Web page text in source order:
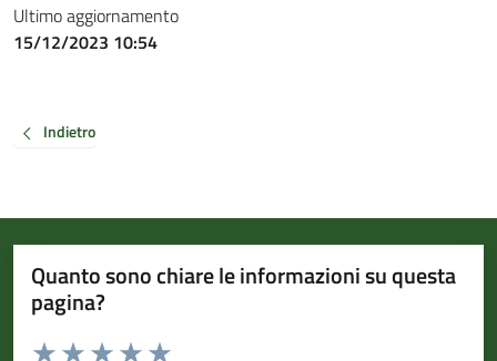
Ultimo aggiornamento
15/12/2023 10:54
Indietro
Quanto sono chiare le informazioni su questa
pagina?
Valuta da 1 a 5 stelle la pagina